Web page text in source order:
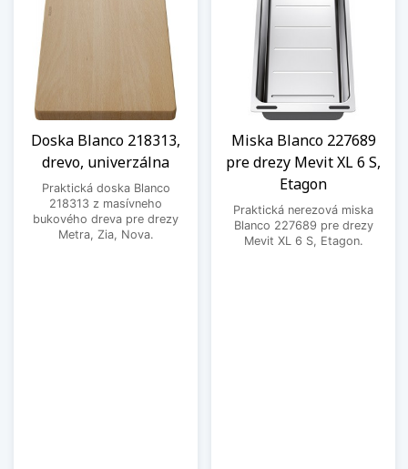
Doska Blanco 218313,
drevo, univerzálna
Praktická doska Blanco
218313 z masívneho
bukového dreva pre drezy
Metra, Zia, Nova.
Miska Blanco 227689
pre drezy Mevit XL 6 S,
Etagon
Praktická nerezová miska
Blanco 227689 pre drezy
Mevit XL 6 S, Etagon.